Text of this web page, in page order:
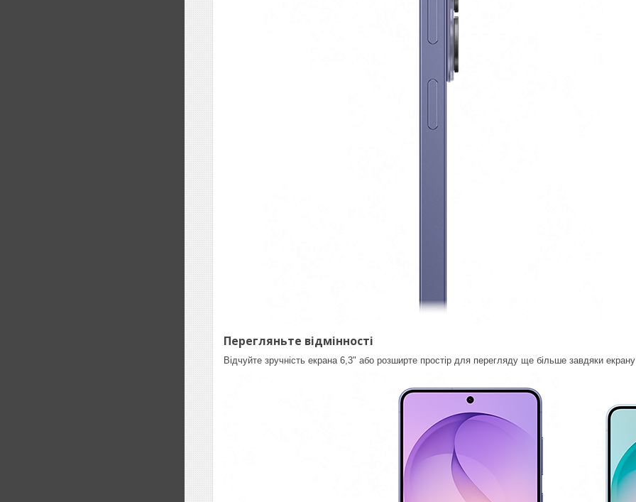
Перегляньте відмінності
Відчуйте зручність екрана 6,3" або розширте простір для перегляду ще більше завдяки